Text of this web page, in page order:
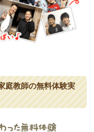
庭教師の無料体験実